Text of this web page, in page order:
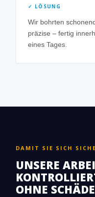
✓ LÖSUNG
Wir bohrten
präzise – fertig
eines Tages.
DAMIT SIE SICH
UNSERE
OHNE